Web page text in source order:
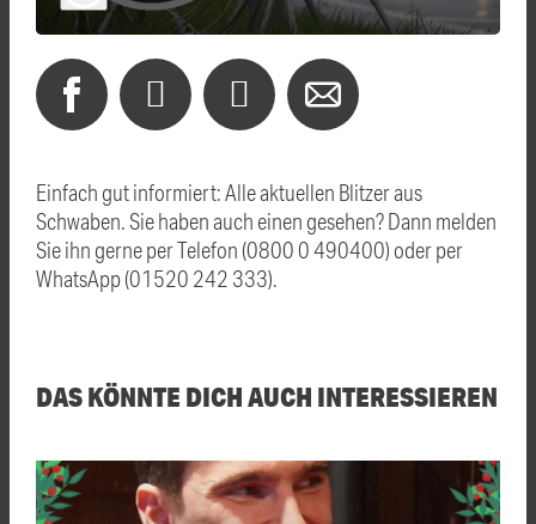
Einfach gut informiert: Alle aktuellen Blitzer aus
Schwaben. Sie haben auch einen gesehen? Dann melden
Sie ihn gerne per Telefon (0800 0 490400) oder per
WhatsApp (01520 242 333).
DAS KÖNNTE DICH AUCH INTERESSIEREN